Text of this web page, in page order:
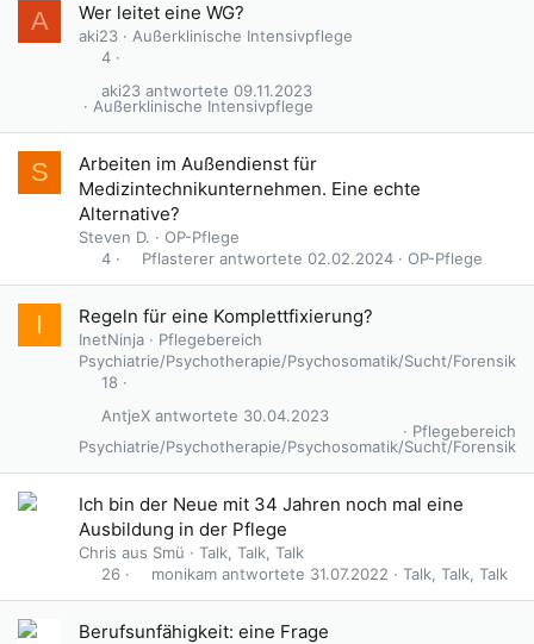
A Wer leitet eine WG?
aki23
Außerklinische Intensivpflege
4
Außerklinische Intensivpflege
09.11.2023
aki23
S
Arbeiten im Außendienst für
Medizintechnikunternehmen. Eine echte
Alternative?
Steven D.
OP-Pflege
4
OP-Pflege
02.02.2024
Pflasterer
I Regeln für eine Komplettfixierung?
InetNinja
Pflegebereich
Psychiatrie/Psychotherapie/Psychosomatik/Sucht/Forensik
18
Pflegebereich
Psychiatrie/Psychotherapie/Psychosomatik/Sucht/Forensik
30.04.2023
AntjeX
Ich bin der Neue mit 34 Jahren noch mal eine
Ausbildung in der Pflege
Chris aus Smü
Talk, Talk, Talk
26
Talk, Talk, Talk
31.07.2022
monikam
Berufsunfähigkeit: eine Frage